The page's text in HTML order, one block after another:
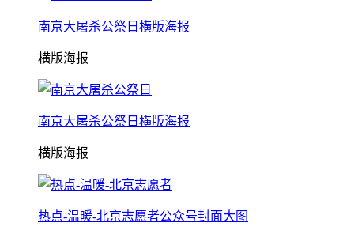
南京大屠杀公祭日横版海报
横版海报
南京大屠杀公祭日横版海报
横版海报
热点-温暖-北京志愿者公众号封面大图